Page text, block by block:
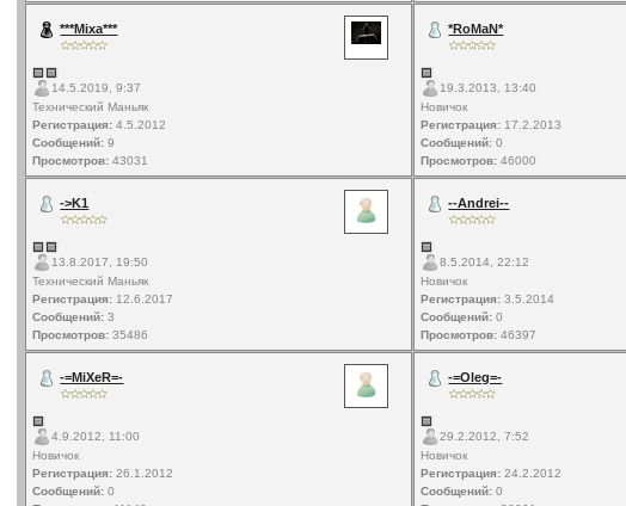
***Mixa***
14.5.2019, 9:37
Технический Маньяк
Регистрация: 4.5.2012
Сообщений: 9
Просмотров: 43031
*RoMaN*
19.3.2013, 13:40
Новичок
Регистрация: 17.2.2013
Сообщений: 0
Просмотров: 46000
->K1
13.8.2017, 19:50
Технический Маньяк
Регистрация: 12.6.2017
Сообщений: 3
Просмотров: 35486
--Andrei--
8.5.2014, 22:12
Новичок
Регистрация: 3.5.2014
Сообщений: 0
Просмотров: 46397
-=MiXeR=-
4.9.2012, 11:00
Новичок
Регистрация: 26.1.2012
Сообщений: 0
-=Oleg=-
29.2.2012, 7:52
Новичок
Регистрация: 24.2.2012
Сообщений: 0